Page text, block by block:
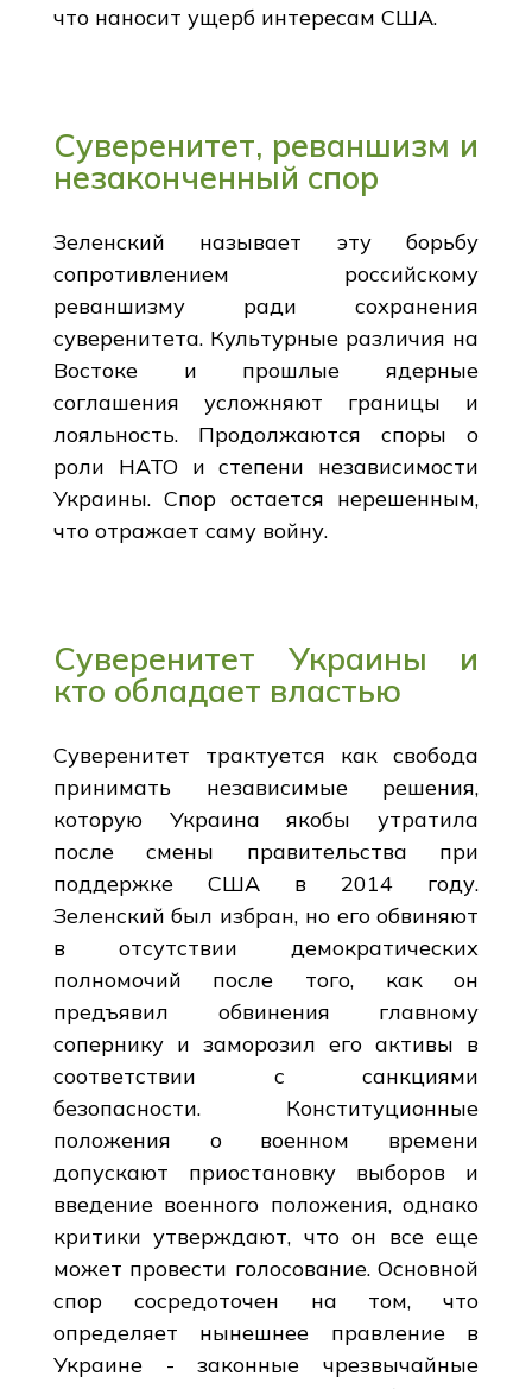
что наносит ущерб интересам США.
Суверенитет, реваншизм и
незаконченный спор
Зеленский называет эту борьбу
сопротивлением российскому
реваншизму ради сохранения
суверенитета. Культурные различия на
Востоке и прошлые ядерные
соглашения усложняют границы и
лояльность. Продолжаются споры о
роли НАТО и степени независимости
Украины. Спор остается нерешенным,
что отражает саму войну.
Суверенитет Украины и
кто обладает властью
Суверенитет трактуется как свобода
принимать независимые решения,
которую Украина якобы утратила
после смены правительства при
поддержке США в 2014 году.
Зеленский был избран, но его обвиняют
в отсутствии демократических
полномочий после того, как он
предъявил обвинения главному
сопернику и заморозил его активы в
соответствии с санкциями
безопасности. Конституционные
положения о военном времени
допускают приостановку выборов и
введение военного положения, однако
критики утверждают, что он все еще
может провести голосование. Основной
спор сосредоточен на том, что
определяет нынешнее правление в
Украине - законные чрезвычайные